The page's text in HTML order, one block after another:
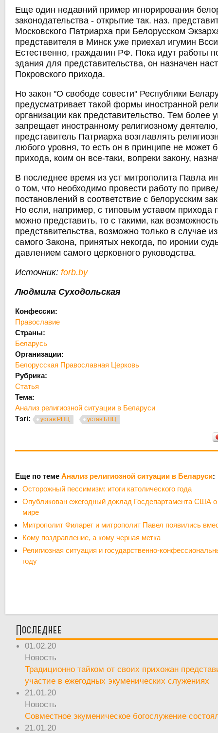
Еще один недавний пример игнорирования
законодательства - открытие так. наз.
Московского Патриарха при Белорусском
представителя в Минск уже приехал игумин
Естественно, гражданин РФ. Пока идут работы
здания для представительства, он назначен
Покровского прихода.
Но закон "О свободе совести" Республики
предусматривает такой формы иностранной
организации как представительство. Тем более
запрещает иностранному религиозному
представитель Патриарха возглавлять
любого уровня, то есть он в принципе не может
прихода, коим он все-таки, вопреки закону,
В последнее время из уст митрополита Павла
о том, что необходимо провести работу по
постановлений в соответствие с белорусским
Но если, например, с типовым уставом прихода
можно представить, то с такими, как
представительства, возможно только в случае
самого Закона, принятых некогда, по иронии
давлением самого церковного руководства.
Источник:forb.by
Людмила Суходольская
Конфессии:
Православие
Страны:
Беларусь
Организации:
Белорусская Православная Церковь
Рубрика:
Статья
Тема:
Анализ религиозной ситуации в Беларуси
Тэгі:
устав РПЦ устав БПЦ
Еще по темеАнализ религиозной ситуации в Беларуси:
Осторожный пессимизм: итоги католического года
Опубликован ежегодный доклад Госдепартамента США о
мире
Митрополит Филарет и митрополит Павел появились
Кому поздравление, а кому черная метка
Религиозная ситуация и государственно-
году
Последнее
01.02.20
Новость
Традиционно тайком от своих прихожан
участие в ежегодных экуменических служениях
21.01.20
Новость
Совместное экуменическое богослужение
21.01.20